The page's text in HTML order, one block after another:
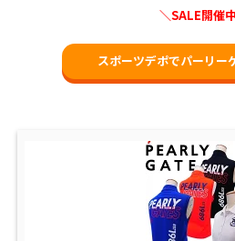
＼SALE開催
スポーツデポでパーリー